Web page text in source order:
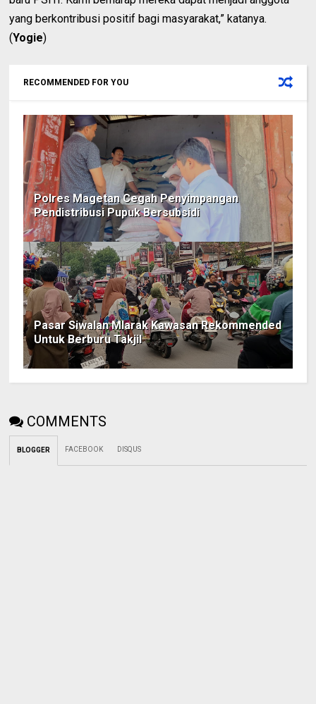
yang berkontribusi positif bagi masyarakat,” katanya.
(Yogie)
RECOMMENDED FOR YOU
Polres Magetan Cegah Penyimpangan
Pendistribusi Pupuk Bersubsidi
Pasar Siwalan Mlarak Kawasan Rekommended
Untuk Berburu Takjil
COMMENTS
BLOGGER FACEBOOK DISQUS